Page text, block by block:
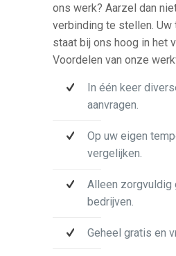
ons werk? Aarzel dan
verbinding te stellen. Uw
staat bij ons hoog in het
Voordelen van onze
In één keer
aanvragen.
Op uw eigen
vergelijken.
Alleen
bedrijven.
Geheel gratis en